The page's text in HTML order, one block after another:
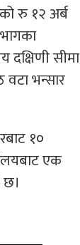
रु १२ अर्ब
दक्षिणी सीमा
वटा भन्सार
१०
एक